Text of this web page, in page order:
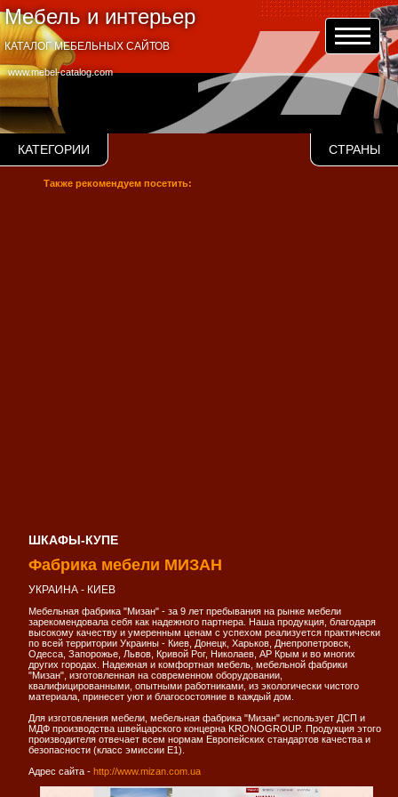
Мебель и интерьер
www.mebel-catalog.com
КАТАЛОГ МЕБЕЛЬНЫХ САЙТОВ
КАТЕГОРИИ СТРАНЫ
Также рекомендуем посетить:
ШКАФЫ-КУПЕ
Фабрика мебели МИЗАН
УКРАИНА - КИЕВ
Мебельная фабрика "Мизан" - за 9 лет пребывания на рынке мебели
зарекомендовала себя как надежного партнера. Наша продукция, благодаря
высокому качеству и умеренным ценам с успехом реализуется практически
по всей территории Украины - Киев, Донецк, Харьков, Днепропетровск,
Одесса, Запорожье, Львов, Кривой Рог, Николаев, АР Крым и во многих
других городах. Надежная и комфортная мебель, мебельной фабрики
"Мизан", изготовленная на современном оборудовании,
квалифицированными, опытными работниками, из экологически чистого
материала, принесет уют и благосостояние в каждый дом.
Для изготовления мебели, мебельная фабрика "Мизан" использует ДСП и
МДФ производства швейцарского концерна KRONOGROUP. Продукция этого
производителя отвечает всем нормам Европейских стандартов качества и
безопасности (класс эмиссии Е1).
Адрес сайта - http://www.mizan.com.ua